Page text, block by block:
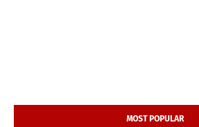
MOST POPULAR